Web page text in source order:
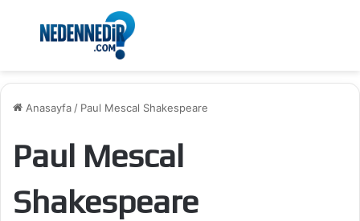
Menü
Anasayfa / Paul Mescal Shakespeare
Paul Mescal
Shakespeare